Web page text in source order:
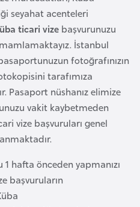
seyahat acenteleri
ticari vize başvurunuzu
İstanbul
fotoğrafınızın
tarafımıza
Pasaport nüshanız elimize
vakit kaybetmeden
vize başvuruları genel
1 hafta önceden yapmanızı
başvuruların